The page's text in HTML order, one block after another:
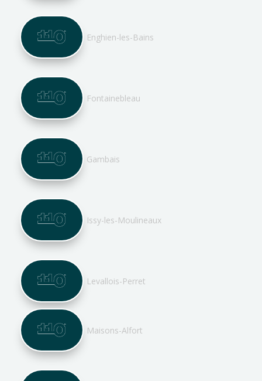
Enghien-les-Bains
Fontainebleau
Gambais
Issy-les-Moulineaux
Levallois-Perret
Maisons-Alfort